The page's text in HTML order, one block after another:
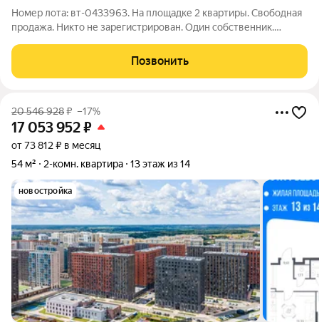
Номер лота: вт-0433963. На площадке 2 квартиры. Свободная
продажа. Никто не зарегистрирован. Один собственник.
специальных условий и преференций по ипотеке.
Позвонить
20 546 928₽ –17%
17 053 952₽
от 73 812 ₽ в месяц
54 м²
2-комн. квартира 13 этаж из 14
новостройка